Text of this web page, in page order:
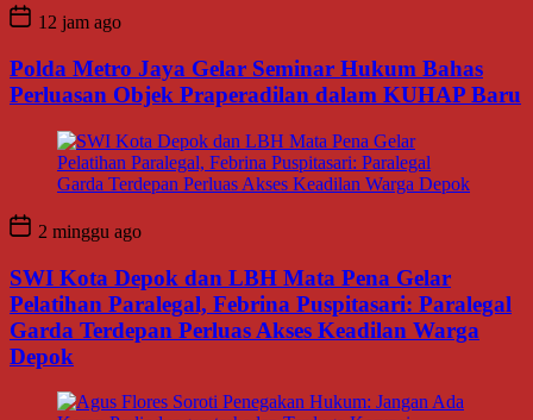
12 jam ago
Polda Metro Jaya Gelar Seminar Hukum Bahas
Perluasan Objek Praperadilan dalam KUHAP Baru
2 minggu ago
SWI Kota Depok dan LBH Mata Pena Gelar
Pelatihan Paralegal, Febrina Puspitasari: Paralegal
Garda Terdepan Perluas Akses Keadilan Warga
Depok